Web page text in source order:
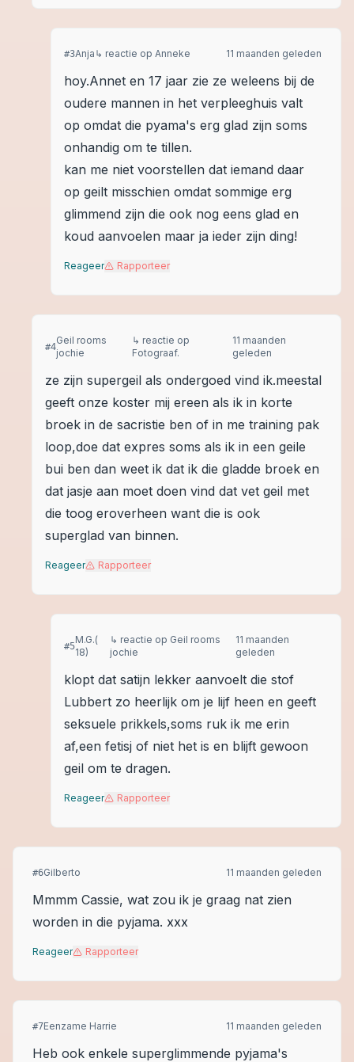
#3Anja ↳ reactie op Anneke 11 maanden geleden
hoy.Annet en 17 jaar zie ze weleens bij de
oudere mannen in het verpleeghuis valt
op omdat die pyama's erg glad zijn soms
onhandig om te tillen.
kan me niet voorstellen dat iemand daar
op geilt misschien omdat sommige erg
glimmend zijn die ook nog eens glad en
koud aanvoelen maar ja ieder zijn ding!
Reageer Rapporteer
#4
Geil rooms
jochie
↳ reactie op
Fotograaf.
11 maanden
geleden
ze zijn supergeil als ondergoed vind ik.meestal
geeft onze koster mij ereen als ik in korte
broek in de sacristie ben of in me training pak
loop,doe dat expres soms als ik in een geile
bui ben dan weet ik dat ik die gladde broek en
dat jasje aan moet doen vind dat vet geil met
die toog eroverheen want die is ook
superglad van binnen.
Reageer Rapporteer
#5
M.G.(
18)
↳ reactie op Geil rooms
jochie
11 maanden
geleden
klopt dat satijn lekker aanvoelt die stof
Lubbert zo heerlijk om je lijf heen en geeft
seksuele prikkels,soms ruk ik me erin
af,een fetisj of niet het is en blijft gewoon
geil om te dragen.
Reageer Rapporteer
#6Gilberto 11 maanden geleden
Mmmm Cassie, wat zou ik je graag nat zien
worden in die pyjama. xxx
Reageer Rapporteer
#7Eenzame Harrie 11 maanden geleden
Heb ook enkele superglimmende pyjama's